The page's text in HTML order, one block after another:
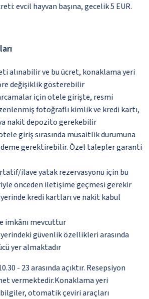
evcil hayvan başına, gecelik 5 EUR.
alınabilir ve bu ücret, konaklama yeri
değişiklik gösterebilir
için otele girişte, resmi
fotoğraflı kimlik ve kredi kartı,
nakit depozito gerekebilir
giriş sırasında müsaitlik durumuna
gerektirebilir. Özel talepler garanti
ilave yatak rezervasyonu için bu
önceden iletişime geçmesi gerekir
kredi kartları ve nakit kabul
imkânı mevcuttur
güvenlik özellikleri arasında
yer almaktadır
- 23 arasında açıktır. Resepsiyon
vermektedir.Konaklama yeri
otomatik çeviri araçları